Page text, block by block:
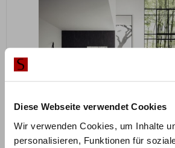
Diese Webseite verwendet Cookies
Wir verwenden Cookies, um Inhalte
personalisieren, Funktionen für